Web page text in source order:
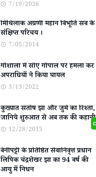
7/19/2026
मिथिलाक अग्रणी महान बिभूति सब के
संक्षिप्त परिचय ।
7/05/2014
गोशाला में सोए गोपाल पर हमला कर
अपराधियों ने किया घायल
3/13/2022
कुख्यात संतोष झा और जुर्म का रिश्ता,
जानिये शुरुआत से अब तक की कहानी
12/28/2015
बेनीपट्टी के प्रतिष्ठित सेवानिवृत्त प्रधान
लिपिक चंद्रशेखर झा का 94 वर्ष की
आयु में निधन